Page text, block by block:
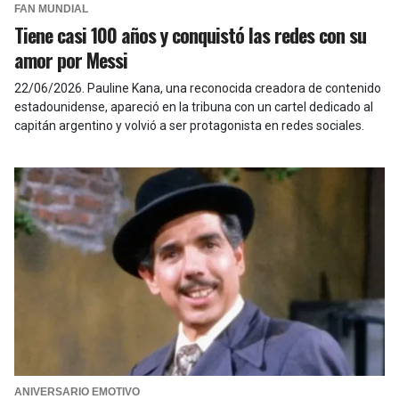
FAN MUNDIAL
Tiene casi 100 años y conquistó las redes con su
amor por Messi
22/06/2026 Pauline Kana, una reconocida creadora de contenido
estadounidense, apareció en la tribuna con un cartel dedicado al
capitán argentino y volvió a ser protagonista en redes sociales.
ANIVERSARIO EMOTIVO